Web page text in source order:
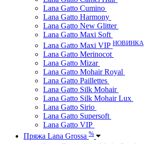
Lana Gatto Cumino
Lana Gatto Harmony
Lana Gatto New Glitter
Lana Gatto Maxi Soft
Lana Gatto Maxi VIP НОВИНКА
Lana Gatto Merinocot
Lana Gatto Mizar
Lana Gatto Mohair Royal
Lana Gatto Paillettes
Lana Gatto Silk Mohair
Lana Gatto Silk Mohair Lux
Lana Gatto Sirio
Lana Gatto Supersoft
Lana Gatto VIP
Пряжа Lana Grossa %